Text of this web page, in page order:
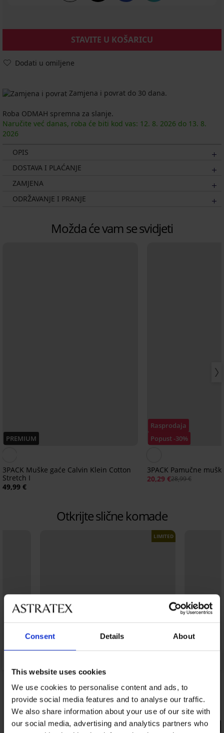
Consent Details About
This website uses cookies
We use cookies to personalise content and ads, to
provide social media features and to analyse our traffic.
We also share information about your use of our site with
our social media, advertising and analytics partners who
STAVITE U KOŠARICU
Dodati u omiljene
Zamjena i povrat do 30 dana.
Roba ODMAH spremna za slanje.
Naručite već danas, roba će biti kod vas: 12. 8. 2026 do 13. 8.
2026
OPIS
DOSTAVA I PLAĆANJE
ZAMJENA
ODRŽAVANJE I PRANJE
Možda će vam se svidjeti
PREMIUM
3PACK Muške gaće Calvin Klein Cotton
Stretch I
49,99 €
Rasprodaja
Popust -30%
3PACK Pamučne
20,29 €28,99 €
Otkrijte slične komade
PREMIUM
LIMITED
PREMIUM